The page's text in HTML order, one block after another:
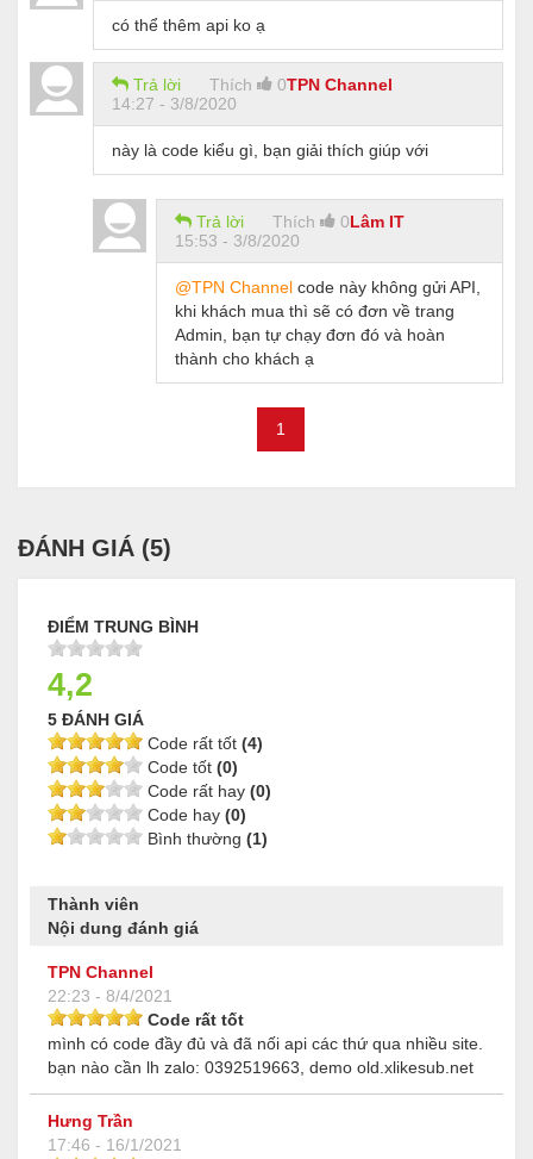
có thể thêm api ko ạ
TPN Channel
Trả lời Thích
0
14:27 - 3/8/2020
này là code kiểu gì, bạn giải thích giúp với
Lâm IT
Trả lời Thích
0
15:53 - 3/8/2020
@TPN Channel code này không gửi API,
khi khách mua thì sẽ có đơn về trang
Admin, bạn tự chạy đơn đó và hoàn
thành cho khách ạ
1
ĐÁNH GIÁ (5)
ĐIỂM TRUNG BÌNH
4,2
5 ĐÁNH GIÁ
Code rất tốt (4)
Code tốt (0)
Code rất hay (0)
Code hay (0)
Bình thường (1)
Thành viên
Nội dung đánh giá
TPN Channel
22:23 - 8/4/2021
Code rất tốt
mình có code đầy đủ và đã nối api các thứ qua nhiều site.
bạn nào cần lh zalo: 0392519663, demo old.xlikesub.net
Hưng Trần
17:46 - 16/1/2021